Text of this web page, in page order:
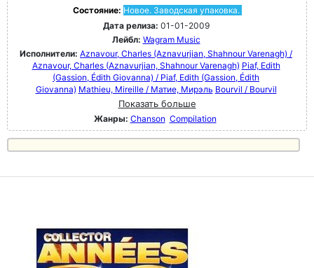
Состояние: Новое. Заводская упаковка.
Дата релиза: 01-01-2009
Лейбл: Wagram Music
Исполнители: Aznavour, Charles (Aznavurjian, Shahnour Varenagh) /
Aznavour, Charles (Aznavurjian, Shahnour Varenagh) Piaf, Edith
(Gassion, Édith Giovanna) / Piaf, Edith (Gassion, Édith
Giovanna) Mathieu, Mireille / Матие, Мирэль Bourvil / Bourvil
Показать больше
Жанры: Chanson Compilation